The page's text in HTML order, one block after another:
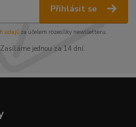
Přihlásit se
údajůza účelem rozesílky newsletteru.
jednou za 14 dní.